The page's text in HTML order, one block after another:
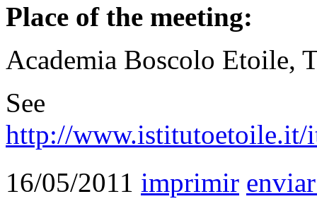
Place of the meeting:
Academia Boscolo Etoile,
See
http://www.istitutoetoile.it/
16/05/2011 imprimir